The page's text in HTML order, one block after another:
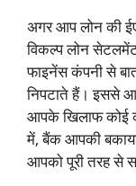
अगर आप लोन की
विकल्प लोन
फाइनेंस कंपनी से
निपटाते हैं। इससे
आपके खिलाफ कोई
में, बैंक आपकी
आपको पूरी तरह से